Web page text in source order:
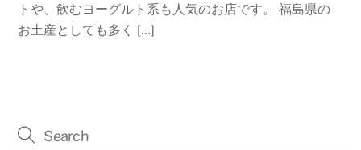
トや、飲むヨーグルト系も人気のお店です。 福島県の
お土産としても多く […]